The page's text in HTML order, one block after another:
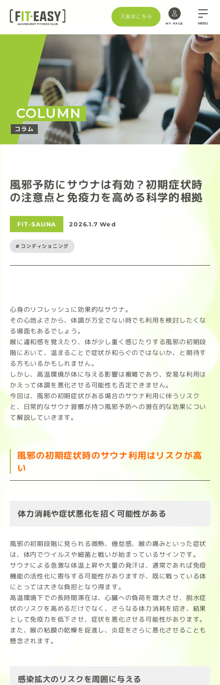
入会はこちら
MY PAGE MENU
COLUMN
コラム
風邪予防にサウナは有効？初期症状時
の注意点と免疫力を高める科学的根拠
FIT-SAUNA 2026.1.7 Wed
#コンディショニング
心身のリフレッシュに効果的なサウナ。
その心地よさから、体調が万全でない時でも利用を検討したくな
る場面もあるでしょう。
喉に違和感を覚えたり、体が少し重く感じたりする風邪の初期段
階において、温まることで症状が和らぐのではないか、と期待す
る方もいるかもしれません。
しかし、高温環境が体に与える影響は複雑であり、安易な利用は
かえって体調を悪化させる可能性も否定できません。
今回は、風邪の初期症状がある場合のサウナ利用に伴うリスク
と、日常的なサウナ習慣が持つ風邪予防への潜在的な効果につい
て解説していきます。
風邪の初期症状時のサウナ利用はリスクが高
い
体力消耗や症状悪化を招く可能性がある
風邪の初期段階に見られる微熱、倦怠感、喉の痛みといった症状
は、体内でウイルスや細菌と戦いが始まっているサインです。
サウナによる急激な体温上昇や大量の発汗は、通常であれば免疫
機能の活性化に寄与する可能性がありますが、既に戦っている体
にとっては大きな負担となり得ます。
高温環境下での長時間滞在は、心臓への負荷を増大させ、脱水症
状のリスクを高めるだけでなく、さらなる体力消耗を招き、結果
として免疫力を低下させ、症状を悪化させる可能性があります。
また、喉の粘膜の乾燥を促進し、炎症をさらに悪化させることも
懸念されます。
感染拡大のリスクを周囲に与える